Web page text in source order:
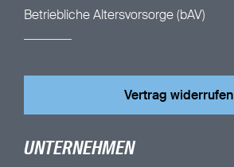
Betriebliche Altersvorsorge (bAV)
Vertrag widerrufen
UNTERNEHMEN